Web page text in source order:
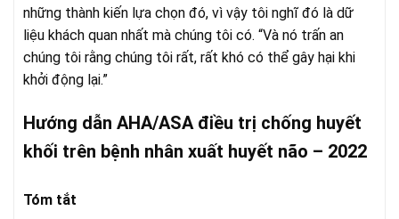
những thành kiến lựa chọn đó, vì vậy tôi nghĩ đó là dữ
liệu khách quan nhất mà chúng tôi có. “Và nó trấn an
chúng tôi rằng chúng tôi rất, rất khó có thể gây hại khi
khởi động lại.”
Hướng dẫn AHA/ASA điều trị chống huyết
khối trên bệnh nhân xuất huyết não – 2022
Tóm tắt